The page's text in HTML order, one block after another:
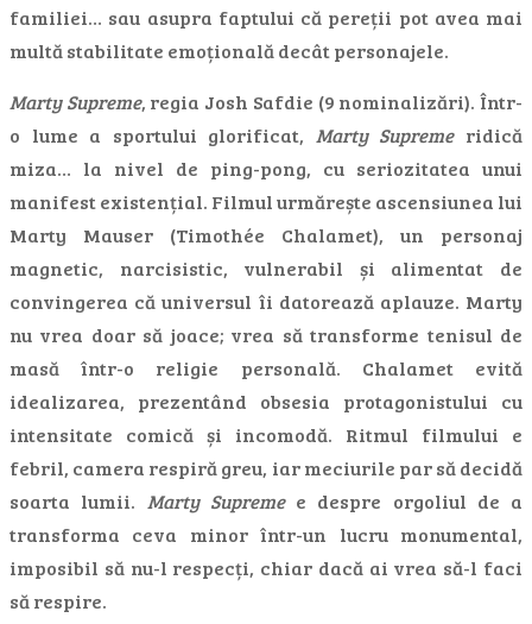
familiei… sau asupra faptului că pereții pot avea mai
multă stabilitate emoțională decât personajele.
Marty Supreme, regia Josh Safdie (9 nominalizări). Într-
o lume a sportului glorificat, Marty Supremeridică
miza… la nivel de ping-pong, cu seriozitatea unui
manifest existențial. Filmul urmărește ascensiunea lui
Marty Mauser (Timothée Chalamet), un personaj
magnetic, narcisistic, vulnerabil și alimentat de
convingerea că universul îi datorează aplauze. Marty
nu vrea doar să joace; vrea să transforme tenisul de
masă într-o religie personală. Chalamet evită
idealizarea, prezentând obsesia protagonistului cu
intensitate comică și incomodă. Ritmul filmului e
febril, camera respiră greu, iar meciurile par să decidă
soarta lumii. Marty Supremee despre orgoliul de a
transforma ceva minor într-un lucru monumental,
imposibil să nu-l respecți, chiar dacă ai vrea să-l faci
să respire.